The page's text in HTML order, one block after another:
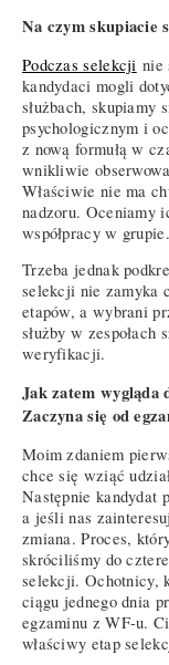
Na czym skupiacie
Podczas selekcji nie
kandydaci mogli
służbach, skupiamy
psychologicznym i
z nową formułą w
wnikliwie
Właściwie nie ma
nadzoru. Oceniamy
współpracy w grupie.
Trzeba jednak
selekcji nie zamyka
etapów, a wybrani
służby w
weryfikacji.
Jak zatem wygląda
Zaczyna się od
Moim zdaniem
chce się wziąć
Następnie kandydat
a jeśli nas
zmiana. Proces,
skróciliśmy do
selekcji. Ochotnicy,
ciągu jednego dnia
egzaminu z WF-u.
właściwy etap